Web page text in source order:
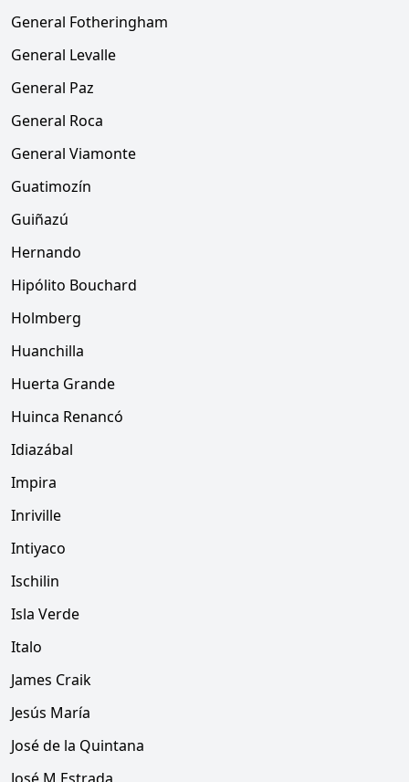
General Fotheringham
General Levalle
General Paz
General Roca
General Viamonte
Guatimozín
Guiñazú
Hernando
Hipólito Bouchard
Holmberg
Huanchilla
Huerta Grande
Huinca Renancó
Idiazábal
Impira
Inriville
Intiyaco
Ischilin
Isla Verde
Italo
James Craik
Jesús María
José de la Quintana